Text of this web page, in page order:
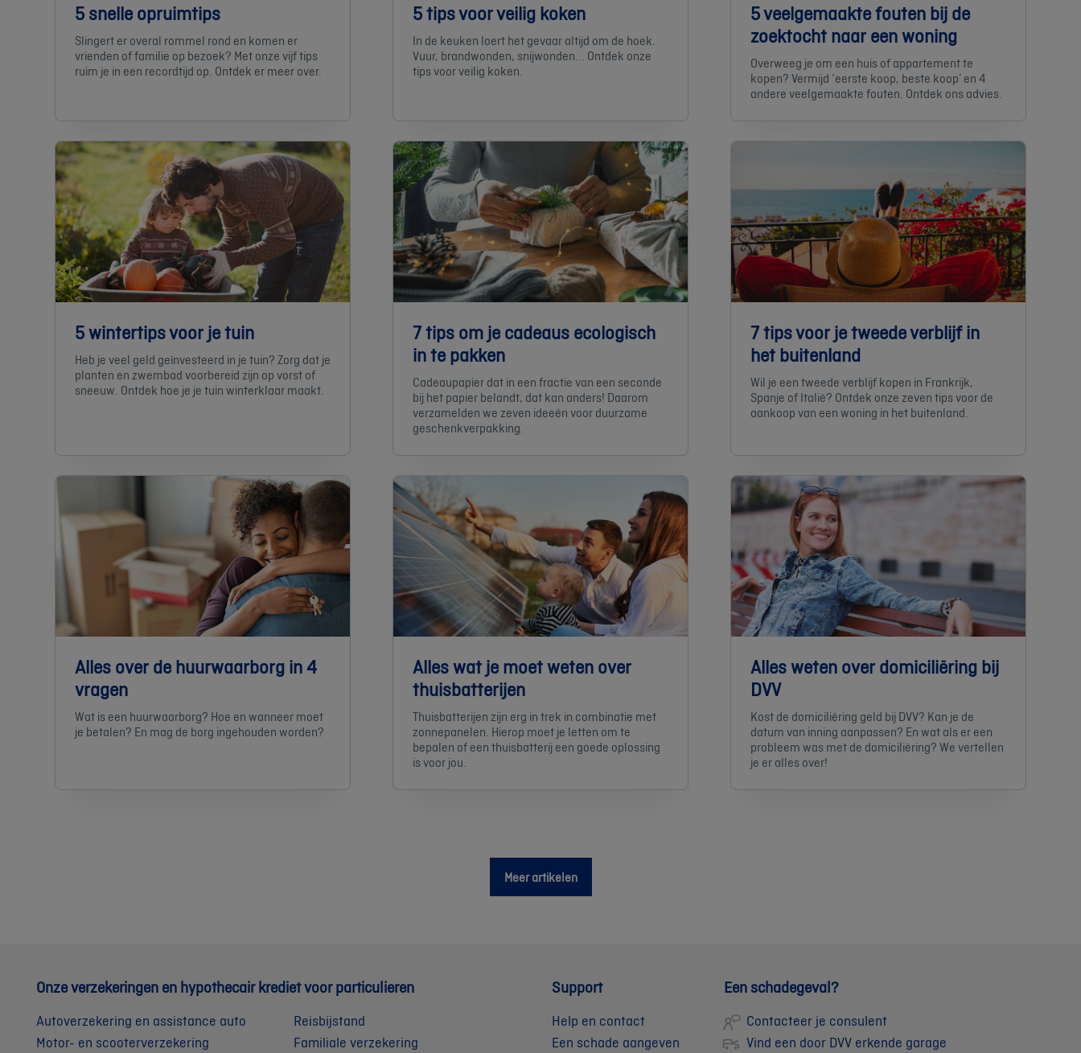
5 snelle opruimtips
Slingert er overal rommel rond en komen er
vrienden of familie op bezoek? Met onze vijf tips
ruim je in een recordtijd op. Ontdek er meer over.
5 tips voor veilig koken
In de keuken loert het gevaar altijd om de hoek.
Vuur, brandwonden, snijwonden... Ontdek onze
tips voor veilig koken.
5 veelgemaakte fouten bij de
zoektocht naar een woning
Overweeg je om een huis of appartement te
kopen? Vermijd ‘eerste koop, beste koop’ en 4
andere veelgemaakte fouten. Ontdek ons advies.
5 wintertips voor je tuin
Heb je veel geld geïnvesteerd in je tuin? Zorg dat je
planten en zwembad voorbereid zijn op vorst of
sneeuw. Ontdek hoe je je tuin winterklaar maakt.
7 tips om je cadeaus ecologisch
in te pakken
Cadeaupapier dat in een fractie van een seconde
bij het papier belandt, dat kan anders! Daarom
verzamelden we zeven ideeën voor duurzame
geschenkverpakking.
7 tips voor je tweede verblijf in
het buitenland
Wil je een tweede verblijf kopen in Frankrijk,
Spanje of Italië? Ontdek onze zeven tips voor de
aankoop van een woning in het buitenland.
Alles over de huurwaarborg in 4
vragen
Wat is een huurwaarborg? Hoe en wanneer moet
je betalen? En mag de borg ingehouden worden?
Alles wat je moet weten over
thuisbatterijen
Thuisbatterijen zijn erg in trek in combinatie met
zonnepanelen. Hierop moet je letten om te
bepalen of een thuisbatterij een goede oplossing
is voor jou.
Alles weten over domiciliëring bij
DVV
Kost de domiciliëring geld bij DVV? Kan je de
datum van inning aanpassen? En wat als er een
probleem was met de domiciliëring? We vertellen
je er alles over!
Meer artikelen
Onze verzekeringen en hypothecair krediet voor particulieren
Autoverzekering en assistance auto
Reisbijstand
Motor- en scooterverzekering
Familiale verzekering
Support
Help en contact
Een schade aangeven
Een schadegeval?
Contacteer je consulent
Vind een door DVV erkende garage